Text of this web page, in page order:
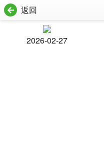
返回
2026-02-27